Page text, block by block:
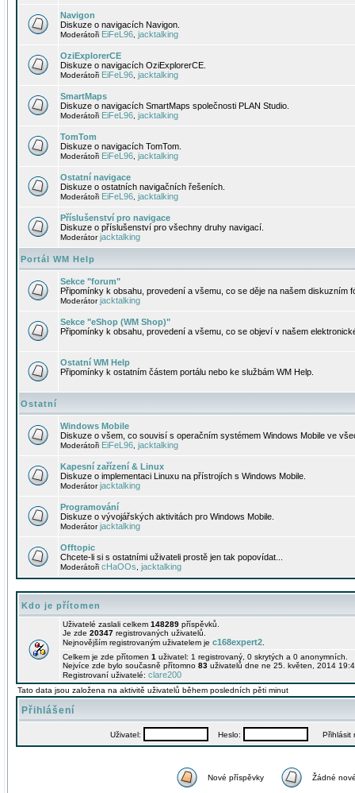
Navigon
Diskuze o navigacích Navigon.
Moderátoři EiFeL96 jacktalking
OziExplorerCE
Diskuze o navigacích OziExplorerCE.
Moderátoři EiFeL96 jacktalking
SmartMaps
Diskuze o navigacích SmartMaps společnosti PLAN Studio.
Moderátoři EiFeL96 jacktalking
TomTom
Diskuze o navigacích TomTom.
Moderátoři EiFeL96 jacktalking
Ostatní navigace
Diskuze o ostatních navigačních řešeních.
Moderátoři EiFeL96 jacktalking
Příslušenství pro navigace
Diskuze o příslušenství pro všechny druhy navigací.
Moderátorjacktalking
Portál WM Help
Sekce "forum"
Připomínky k obsahu, provedení a všemu, co se děje na našem diskuzním
Moderátorjacktalking
Sekce "eShop (WM Shop)"
Připomínky k obsahu, provedení a všemu, co se objeví v našem
Ostatní WM Help
Připomínky k ostatním částem portálu nebo ke službám WM Help.
Ostatní
Windows Mobile
Diskuze o všem, co souvisí s operačním systémem Windows Mobile ve
Moderátoři EiFeL96 jacktalking
Kapesní zařízení & Linux
Diskuze o implementaci Linuxu na přístrojích s Windows Mobile.
Moderátorjacktalking
Programování
Diskuze o vývojářských aktivitách pro Windows Mobile.
Moderátorjacktalking
Offtopic
Chcete-li si s ostatními uživateli prostě jen tak popovídat...
Moderátoři cHaOOs jacktalking
Kdo je přítomen
Uživatelé zaslali celkem 148289 příspěvků.
Je zde 20347 registrovaných uživatelů.
Nejnovějším registrovaným uživatelem je c168expert2
Celkem je zde přítomen 1 uživatel: 1 registrovaný, 0 skrytých a 0
Nejvíce zde bylo současně přítomno 83 uživatelů dne ne 25. květen, 2014
Registrovaní uživatelé: clare200
Tato data jsou založena na aktivitě uživatelů během posledních pěti minut
Přihlášení
Uživatel: Heslo: Přihlásit
Nové příspěvky Žádné